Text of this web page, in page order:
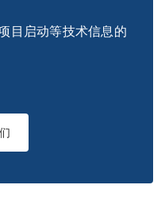
目启动等技术信息的